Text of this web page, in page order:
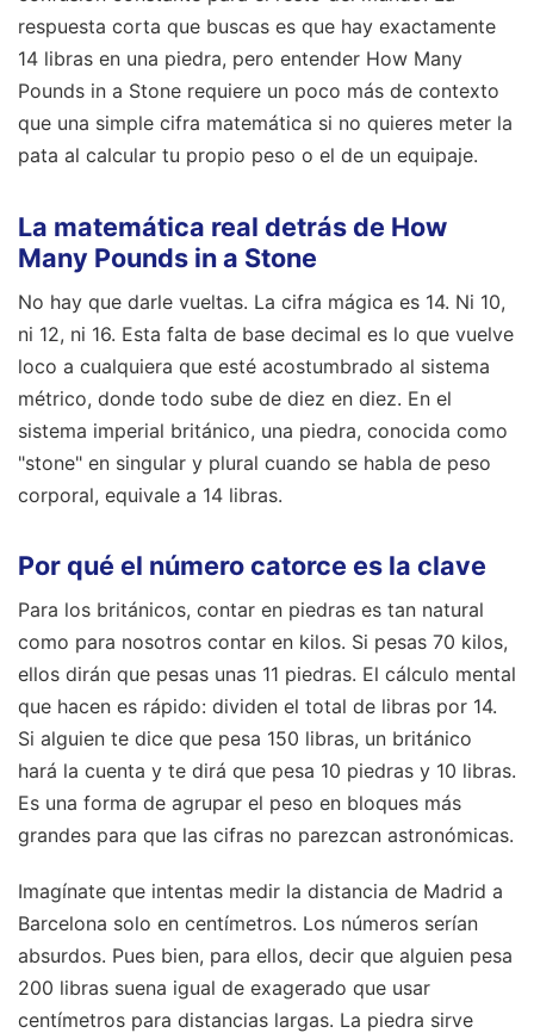
respuesta corta que buscas es que hay exactamente
14 libras en una piedra, pero entender How Many
Pounds in a Stone requiere un poco más de contexto
que una simple cifra matemática si no quieres meter la
pata al calcular tu propio peso o el de un equipaje.
La matemática real detrás de How
Many Pounds in a Stone
No hay que darle vueltas. La cifra mágica es 14. Ni 10,
ni 12, ni 16. Esta falta de base decimal es lo que vuelve
loco a cualquiera que esté acostumbrado al sistema
métrico, donde todo sube de diez en diez. En el
sistema imperial británico, una piedra, conocida como
"stone" en singular y plural cuando se habla de peso
corporal, equivale a 14 libras.
Por qué el número catorce es la clave
Para los británicos, contar en piedras es tan natural
como para nosotros contar en kilos. Si pesas 70 kilos,
ellos dirán que pesas unas 11 piedras. El cálculo mental
que hacen es rápido: dividen el total de libras por 14.
Si alguien te dice que pesa 150 libras, un británico
hará la cuenta y te dirá que pesa 10 piedras y 10 libras.
Es una forma de agrupar el peso en bloques más
grandes para que las cifras no parezcan astronómicas.
Imagínate que intentas medir la distancia de Madrid a
Barcelona solo en centímetros. Los números serían
absurdos. Pues bien, para ellos, decir que alguien pesa
200 libras suena igual de exagerado que usar
centímetros para distancias largas. La piedra sirve